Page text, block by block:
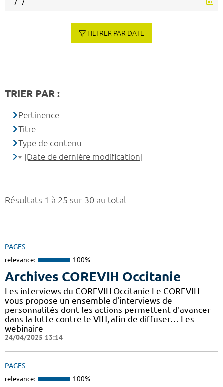
Résultats 1 à 25 sur 30 au total
PAGES
relevance: 100%
Archives COREVIH Occitanie
Les interviews du COREVIH Occitanie Le COREVIH
vous propose un ensemble d'interviews de
personnalités dont les actions permettent d'avancer
dans la lutte contre le VIH, afin de diffuser… Les
webinaire
24/04/2025 13:14
PAGES
relevance: 100%
FILTRER PAR DATE
TRIER PAR :
Pertinence
Titre
Type de contenu
[Date de dernière modification]